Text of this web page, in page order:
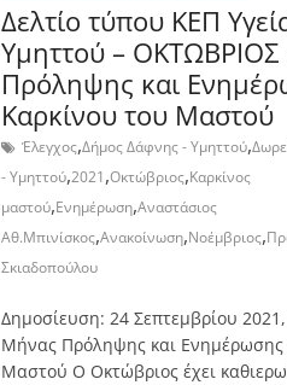
Δελτίο τύπου ΚΕΠ
Υμηττού –
Πρόληψης και
Καρκίνου του Μαστού
Έλεγχος,Δήμος Δάφνης - Υμηττού,
- Υμηττού,2021,Οκτώβριος,Καρκίνος
μαστού,Ενημέρωση,Αναστάσιος
Αθ.Μπινίσκος,Ανακοίνωση,Νοέμβριος,
Σκιαδοπούλου
Δημοσίευση: 24 Σεπτεμβρίου
Μήνας Πρόληψης και Ενημέρωσης
Μαστού Ο Οκτώβριος έχει